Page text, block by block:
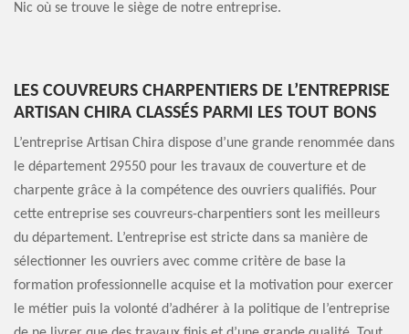
Nic où se trouve le siège de notre entreprise.
LES COUVREURS CHARPENTIERS DE L’ENTREPRISE
ARTISAN CHIRA CLASSÉS PARMI LES TOUT BONS
L’entreprise Artisan Chira dispose d’une grande renommée dans
le département 29550 pour les travaux de couverture et de
charpente grâce à la compétence des ouvriers qualifiés. Pour
cette entreprise ses couvreurs-charpentiers sont les meilleurs
du département. L’entreprise est stricte dans sa manière de
sélectionner les ouvriers avec comme critère de base la
formation professionnelle acquise et la motivation pour exercer
le métier puis la volonté d’adhérer à la politique de l’entreprise